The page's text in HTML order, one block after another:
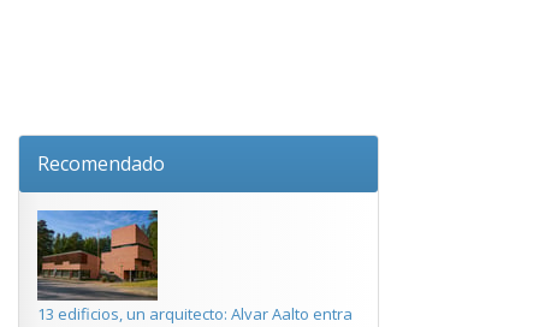
Recomendado
13 edificios, un arquitecto: Alvar Aalto entra